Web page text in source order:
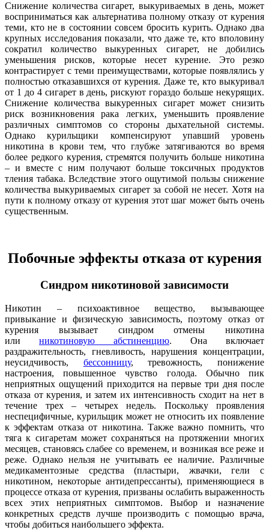
Снижение количества сигарет, выкуриваемых в день, может
восприниматься как альтернатива полному отказу от курения
теми, кто не в состоянии совсем бросить курить. Однако два
крупных исследования показали, что даже те, кто вполовину
сократил количество выкуренных сигарет, не добились
уменьшения рисков, которые несет курение. Это резко
контрастирует с теми преимуществами, которые появлялись у
полностью отказавшихся от курения. Даже те, кто выкуривал
от 1 до 4 сигарет в день, рискуют гораздо больше некурящих.
Снижение количества выкуренных сигарет может снизить
риск возникновения рака легких, уменьшить проявление
различных симптомов со стороны дыхательной системы.
Однако курильщики компенсируют упавший уровень
никотина в крови тем, что глубже затягиваются во время
более редкого курения, стремятся получить больше никотина
– и вместе с ним получают больше токсичных продуктов
тления табака. Вследствие этого ощутимой пользы снижение
количества выкуриваемых сигарет за собой не несет. Хотя на
пути к полному отказу от курения этот шаг может быть очень
существенным.
Побочные эффекты отказа от курения
Синдром никотиновой зависимости
Никотин – психоактивное вещество, вызывающее
привыкание и физическую зависимость, поэтому отказ от
курения вызывает синдром отмены никотина
или никотиновую абстиненцию. Она включает
раздражительность, гневливость, нарушения концентрации,
неусидчивость, бессонницу, тревожность, понижение
настроения, повышенное чувство голода. Обычно пик
неприятных ощущений приходится на первые три дня после
отказа от курения, и затем их интенсивность сходит на нет в
течение трех – четырех недель. Поскольку проявления
неспецифичные, курильщик может не относить их появление
к эффектам отказа от никотина. Также важно помнить, что
тяга к сигаретам может сохраняться на протяжении многих
месяцев, становясь слабее со временем, и возникая все реже и
реже. Однако нельзя не учитывать ее наличие. Различные
медикаментозные средства (пластыри, жвачки, гели с
никотином, некоторые антидепрессанты), применяющиеся в
процессе отказа от курения, призваны ослабить выраженность
всех этих неприятных симптомов. Выбор и назначение
конкретных средств лучше производить с помощью врача,
чтобы добиться наибольшего эффекта.